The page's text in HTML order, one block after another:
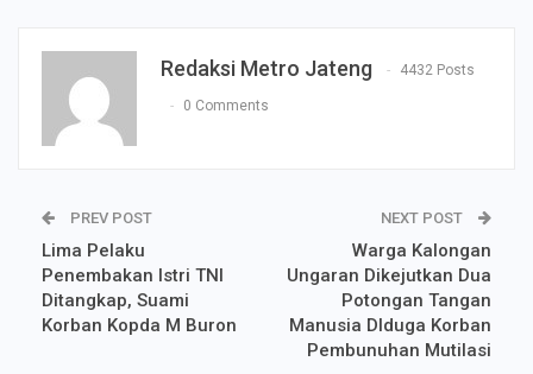
Redaksi Metro Jateng 4432 Posts
0 Comments
PREV POST
Lima Pelaku
Penembakan Istri TNI
Ditangkap, Suami
Korban Kopda M Buron
NEXT POST
Warga Kalongan
Ungaran Dikejutkan Dua
Potongan Tangan
Manusia DIduga Korban
Pembunuhan Mutilasi